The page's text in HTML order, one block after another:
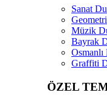
Sanat
Müzik
Bayrak
Osmanlı
Graffiti
ÖZEL